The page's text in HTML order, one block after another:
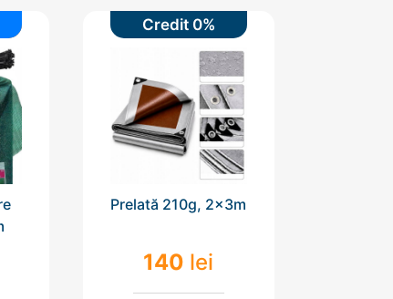
Credit 0%
Prelată 210g, 2x3m
140 lei